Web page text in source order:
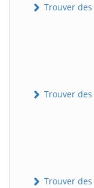
Trouver
Trouver
Trouver